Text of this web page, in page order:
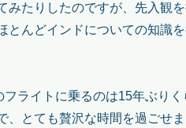
みたりしたのですが、先入観
とんどインドについての知識
ライトに乗るのは15年ぶり
、とても贅沢な時間を過ごせ